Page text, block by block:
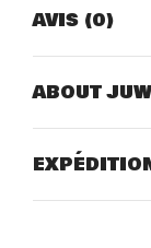
AVIS (0)
ABOUT